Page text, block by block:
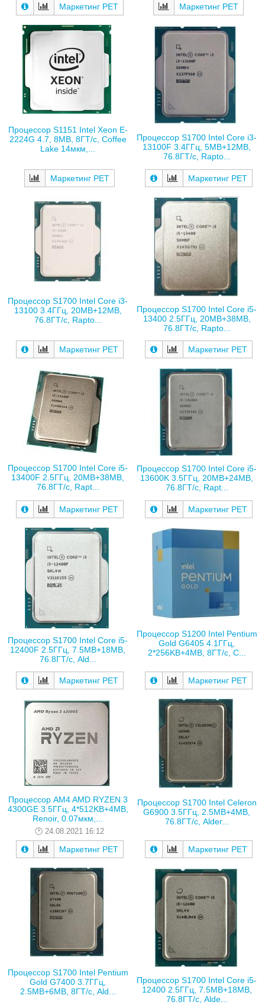
Маркетинг РЕТ Маркетинг РЕТ
Процессор S1151 Intel Xeon E-
2224G 4.7, 8MB, 8ГТ/с, Coffee
Lake 14мкм,...
Маркетинг РЕТ
Процессор S1700 Intel Core i3-
13100F 3.4ГГц, 5MB+12MB,
76.8ГТ/с, Rapto...
Маркетинг РЕТ
Процессор S1700 Intel Core i3-
13100 3.4ГГц, 20MB+12MB,
76.8ГТ/с, Rapto...
Маркетинг РЕТ
Процессор S1700 Intel Core i5-
13400 2.5ГГц, 20MB+38MB,
76.8ГТ/с, Rapto...
Маркетинг РЕТ
Процессор S1700 Intel Core i5-
13400F 2.5ГГц, 20MB+38MB,
76.8ГТ/с, Rapt...
Маркетинг РЕТ
Процессор S1700 Intel Core i5-
13600K 3.5ГГц, 20MB+24MB,
76.8ГТ/с, Rapt...
Маркетинг РЕТ
Процессор S1700 Intel Core i5-
12400F 2.5ГГц, 7.5MB+18MB,
76.8ГТ/с, Ald...
Маркетинг РЕТ
Процессор S1200 Intel Pentium
Gold G6405 4.1ГГц,
2*256KB+4MB, 8ГТ/с, C...
Маркетинг РЕТ
Процессор AM4 AMD RYZEN 3
4300GE 3.5ГГц, 4*512KB+4MB,
Renoir, 0.07мкм,...
24.08.2021 16:12
Маркетинг РЕТ
Процессор S1700 Intel Celeron
G6900 3.5ГГц, 2.5MB+4MB,
76.8ГТ/с, Alder...
Маркетинг РЕТ
Процессор S1700 Intel Pentium
Gold G7400 3.7ГГц,
2.5MB+6MB, 8ГТ/с, Ald...
Процессор S1700 Intel Core i5-
12400 2.5ГГц, 7.5MB+18MB,
76.8ГТ/с, Alde...